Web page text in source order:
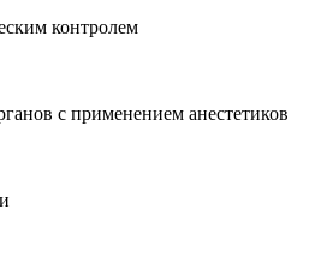
контролем
с применением анестетиков